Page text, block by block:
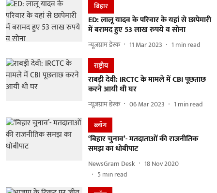
बिहार
ED: लालू यादव के परिवार के यहां से छापेमारी
में बरामद हुए 53 लाख रुपये व सोना
न्यूज़ग्राम डेस्क 11 Mar 2023 1 min read
राष्ट्रीय
राबड़ी देवी: IRCTC के मामले में CBI पूछताछ
करने आयी थी घर
न्यूज़ग्राम डेस्क 06 Mar 2023 1 min read
ब्लॉग
‘बिहार चुनाव’- मतदाताओं की राजनीतिक
समझ का धोबीपाट
NewsGram Desk
18 Nov 2020
5min read